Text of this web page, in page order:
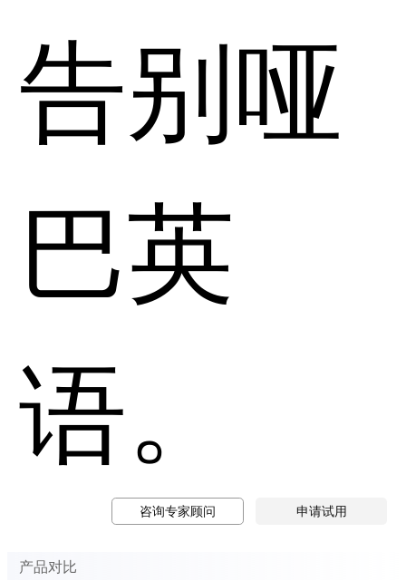
告别哑
巴英
语。
咨询专家顾问 申请试用
产品对比